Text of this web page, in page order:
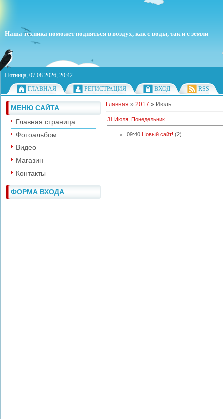
Наша техника поможет подняться в воздух, как с воды, так и с земли
Пятница, 07.08.2026, 20:42
ГЛАВНАЯ
РЕГИСТРАЦИЯ ВХОД RSS
МЕНЮ САЙТА
Главная страница
Фотоальбом
Видео
Магазин
Контакты
ФОРМА ВХОДА
Главная » 2017 » Июль
31 Июля, Понедельник
09:40 Новый сайт! (2)